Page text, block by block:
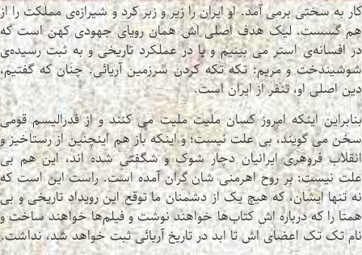
کار به سختی برمی آمد. او ایران را زیر و زبر کرد و شیرازه‌ی مملکت را از
هم گسست. لیک هدف اصلی اش همان رویای جهودی کهن است که
در افسانه‌ی استر می بینیم و یا در عملکرد تاریخی و به ثبت رسیده‌ی
شوشیندخت و مریم: تکه تکه کردن سرزمین آریائی. چنان که گفتیم،
دین اصلی او، تنفر از ایران است.
بنابراین اینکه امروز کسان ملیت ملیت می کنند و از فدرالیسم قومی
سخن می گویند، بی علت نیست؛ و اینکه باز هم اینچنین از رستاخیز و
انقلاب فروهری ایرانیان دچار شوک و شگفتی شده اند، این هم بی
علت نیست: بر روح اهرمنی شان گران آمده است. راست این است که
نه تنها ایشان، که هیچ یک از دشمنان ما توقع این رویداد تاریخی و بی
همتا را که درباره اش کتاب‌ها خواهند نوشت و فیلم‌ها خواهند ساخت و
نام تک تک اعضای اش تا ابد در تاریخ آریائی ثبت خواهد شد، نداشت.